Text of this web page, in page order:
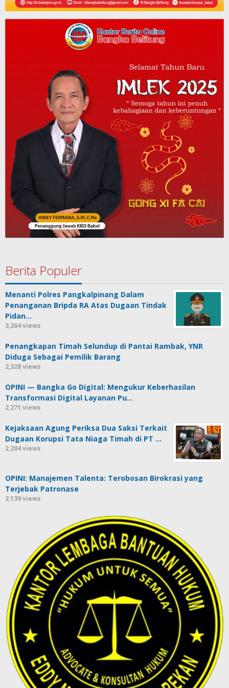
Berita Populer
Menanti Polres Pangkalpinang Dalam
Penanganan Bripda RA Atas Dugaan Tindak
Pidan…
3,264 views
Penangkapan Timah Selundup di Pantai Rambak, YNR
Diduga Sebagai Pemilik Barang
2,328 views
OPINI — Bangka Go Digital: Mengukur Keberhasilan
Transformasi Digital Layanan Pu…
2,271 views
Kejaksaan Agung Periksa Dua Saksi Terkait
Dugaan Korupsi Tata Niaga Timah di PT …
2,204 views
OPINI: Manajemen Talenta: Terobosan Birokrasi yang
Terjebak Patronase
2,139 views